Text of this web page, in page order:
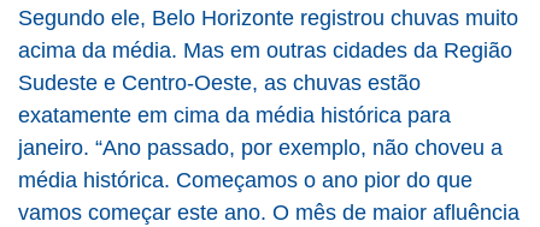
Segundo ele, Belo Horizonte registrou chuvas muito
acima da média. Mas em outras cidades da Região
Sudeste e Centro-Oeste, as chuvas estão
exatamente em cima da média histórica para
janeiro. “Ano passado, por exemplo, não choveu a
média histórica. Começamos o ano pior do que
vamos começar este ano. O mês de maior afluência